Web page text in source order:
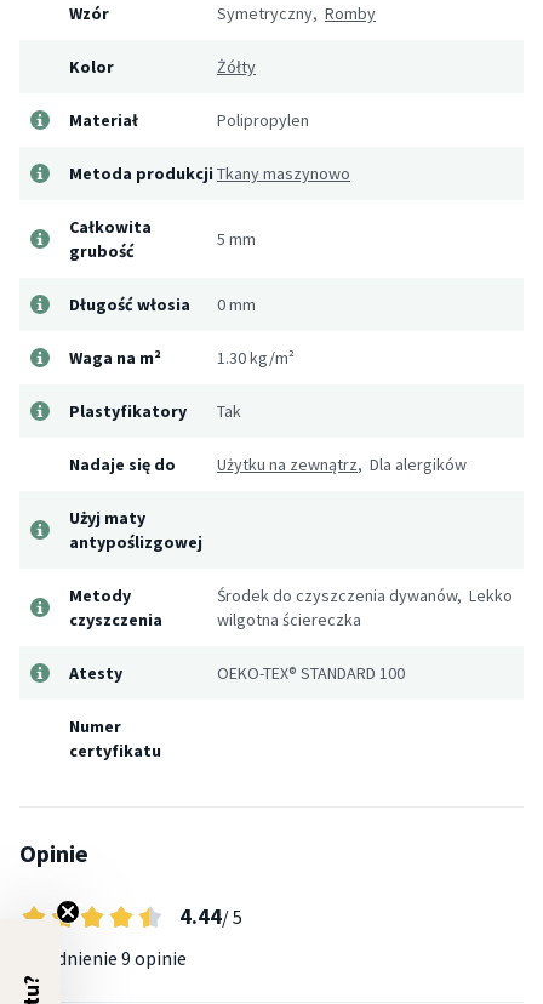
Wzór Symetryczny, Romby
Kolor Żółty
Materiał Polipropylen
Metoda produkcji Tkany maszynowo
Całkowita
grubość
5 mm
Długość włosia 0 mm
Waga na m² 1.30 kg/m²
Plastyfikatory Tak
Nadaje się do Użytku na zewnątrz, Dla alergików
Użyj maty
antypoślizgowej
Metody
czyszczenia
Środek do czyszczenia dywanów, Lekko
wilgotna ściereczka
Atesty OEKO-TEX® STANDARD 100
Numer
certyfikatu
Opinie
4.44/ 5
Uśrednienie 9 opinie